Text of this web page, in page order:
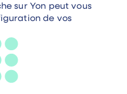
sur Yon peut vous
de vos